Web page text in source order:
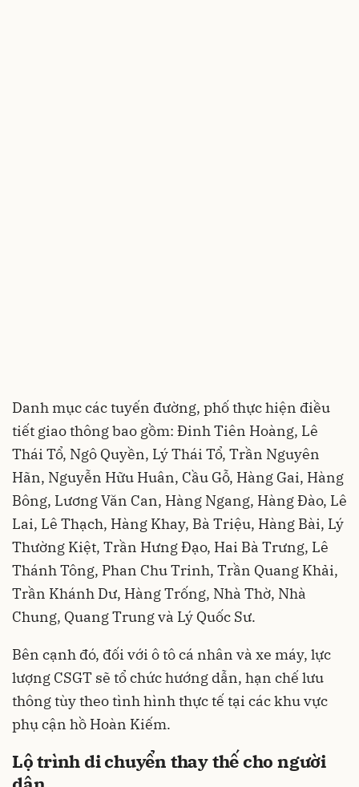
Danh mục các tuyến đường, phố thực hiện điều
tiết giao thông bao gồm: Đinh Tiên Hoàng, Lê
Thái Tổ, Ngô Quyền, Lý Thái Tổ, Trần Nguyên
Hãn, Nguyễn Hữu Huân, Cầu Gỗ, Hàng Gai, Hàng
Bông, Lương Văn Can, Hàng Ngang, Hàng Đào, Lê
Lai, Lê Thạch, Hàng Khay, Bà Triệu, Hàng Bài, Lý
Thường Kiệt, Trần Hưng Đạo, Hai Bà Trưng, Lê
Thánh Tông, Phan Chu Trinh, Trần Quang Khải,
Trần Khánh Dư, Hàng Trống, Nhà Thờ, Nhà
Chung, Quang Trung và Lý Quốc Sư.
Bên cạnh đó, đối với ô tô cá nhân và xe máy, lực
lượng CSGT sẽ tổ chức hướng dẫn, hạn chế lưu
thông tùy theo tình hình thực tế tại các khu vực
phụ cận hồ Hoàn Kiếm.
Lộ trình di chuyển thay thế cho người